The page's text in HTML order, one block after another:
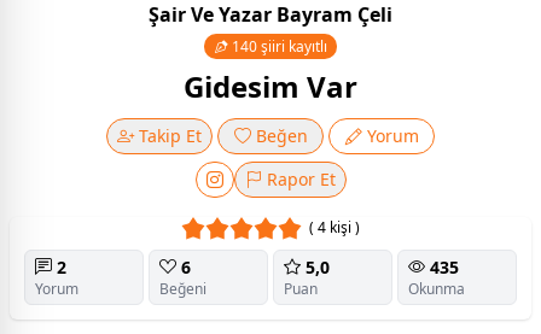
Şair Ve Yazar Bayram Çeli
140 şiiri kayıtlı
Gidesim Var
Takip Et Beğen
Yorum
Rapor Et
( 4 kişi )
2
Yorum
6
Beğeni
5,0
Puan
435
Okunma